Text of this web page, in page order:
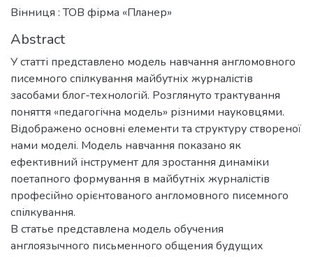
Вінниця : ТОВ фірма «Планер»
Abstract
У статті представлено модель навчання англомовного
писемного спілкування майбутніх журналістів
засобами блог-технологій. Розглянуто трактування
поняття «педагогічна модель» різними науковцями.
Відображено основні елементи та структуру створеної
нами моделі. Модель навчання показано як
ефективний інструмент для зростання динаміки
поетапного формування в майбутніх журналістів
професійно орієнтованого англомовного писемного
спілкування.
В статье представлена модель обучения
англоязычного письменного общения будущих